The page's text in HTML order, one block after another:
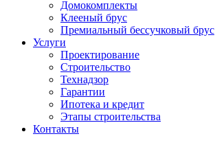
Домокомплекты
Клееный брус
Премиальный бессучковый брус
Услуги
Проектирование
Строительство
Технадзор
Гарантии
Ипотека и кредит
Этапы строительства
Контакты